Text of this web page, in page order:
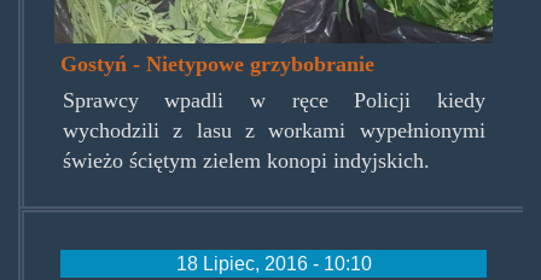
Gostyń - Nietypowe grzybobranie
Sprawcy wpadli w ręce Policji kiedy
wychodzili z lasu z workami wypełnionymi
świeżo ściętym zielem konopi indyjskich.
18 Lipiec, 2016 - 10:10